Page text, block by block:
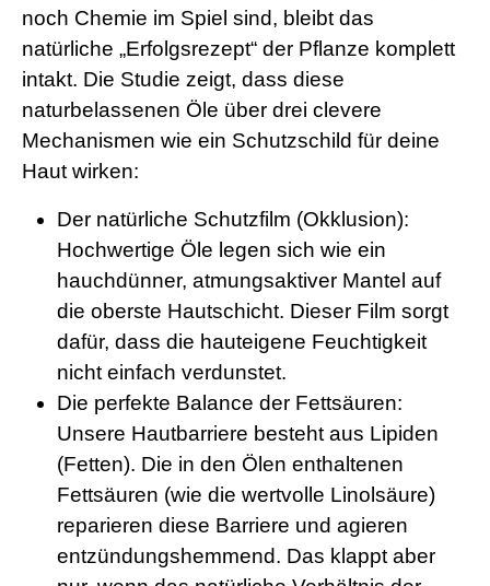
noch Chemie im Spiel sind, bleibt das
natürliche „Erfolgsrezept“ der Pflanze komplett
intakt. Die Studie zeigt, dass diese
naturbelassenen Öle über drei clevere
Mechanismen wie ein Schutzschild für deine
Haut wirken:
Der natürliche Schutzfilm (Okklusion):
Hochwertige Öle legen sich wie ein
hauchdünner, atmungsaktiver Mantel auf
die oberste Hautschicht. Dieser Film sorgt
dafür, dass die hauteigene Feuchtigkeit
nicht einfach verdunstet.
Die perfekte Balance der Fettsäuren:
Unsere Hautbarriere besteht aus Lipiden
(Fetten). Die in den Ölen enthaltenen
Fettsäuren (wie die wertvolle Linolsäure)
reparieren diese Barriere und agieren
entzündungshemmend. Das klappt aber